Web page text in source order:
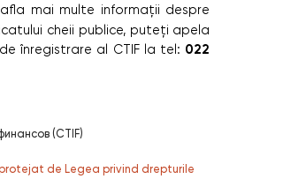
mai multe informații despre
cheii publice, puteți apela
înregistrare al CTIF la tel: 022
(CTIF)
protejat de Legea privind drepturile